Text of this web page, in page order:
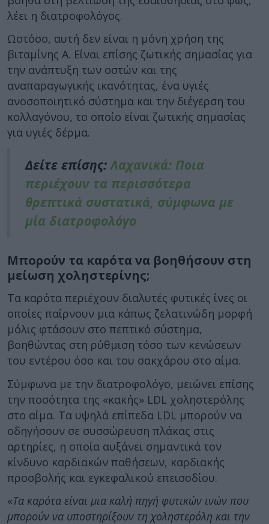
λέει η διατροφολόγος.
Ωστόσο, αυτή δεν είναι η μόνη χρήση της
βιταμίνης Α. Είναι επίσης ζωτικής σημασίας για
την ανάπτυξη των οστών και της
αναπαραγωγικής ικανότητας, ένα υγιές
ανοσοποιητικό σύστημα και την διέγερση του
κολλαγόνου, το οποίο είναι ζωτικής σημασίας
για υγιές δέρμα.
Δείτε επίσης:Λαχανικά: Ποια
περιέχουν τα περισσότερα
θρεπτικά συστατικά, σύμφωνα με
μία διατροφολόγο
Μπορούν τα καρότα να βοηθήσουν στη
μείωση χοληστερίνης;
Τα καρότα περιέχουν διαλυτές φυτικές ίνες οι
οποίες παίρνουν μια κάπως ζελατινώδη μορφή
μόλις φτάσουν στο πεπτικό σύστημα,
βοηθώντας στη ρύθμιση τόσο των κενώσεων
του εντέρου όσο και του σακχάρου στο αίμα.
Σύμφωνα με την διατροφολόγο, μειώνει επίσης
την ποσότητα της «κακής» LDL χοληστερόλης
στο αίμα. Τα υψηλά επίπεδα LDL μπορούν να
οδηγήσουν σε συσσώρευση πλάκας στις
αρτηρίες, η οποία αυξάνει σημαντικά τον
κίνδυνο καρδιακών παθήσεων, καρδιακής
προσβολής και εγκεφαλικού επεισοδίου.
«Τα καρότα είναι μια καλή πηγή φυτικών ινών που
μπορούν να υποστηρίξουν τη χοληστερόλη και την